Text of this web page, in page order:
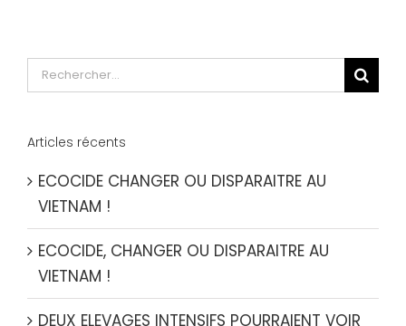
Rechercher:
Articles récents
ECOCIDE CHANGER OU DISPARAITRE AU
VIETNAM !
ECOCIDE, CHANGER OU DISPARAITRE AU
VIETNAM !
DEUX ELEVAGES INTENSIFS POURRAIENT VOIR